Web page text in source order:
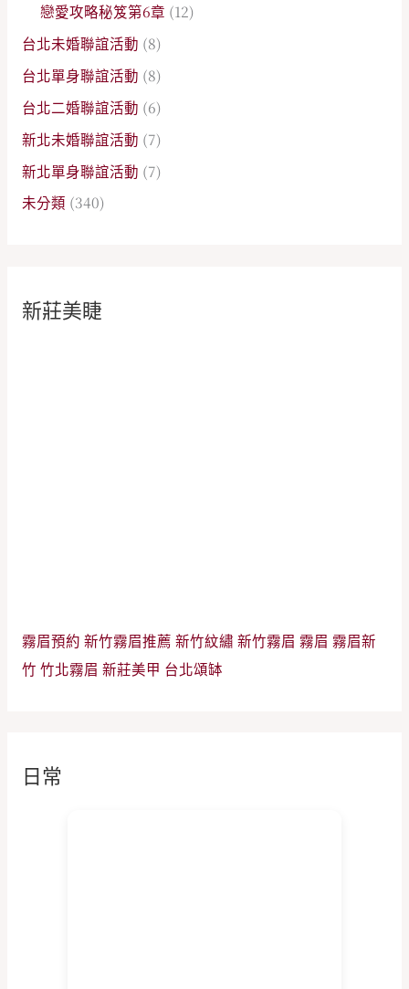
戀愛攻略秘笈第6章 (12)
台北未婚聯誼活動 (8)
台北單身聯誼活動 (8)
台北二婚聯誼活動 (6)
新北未婚聯誼活動 (7)
新北單身聯誼活動 (7)
未分類 (340)
新莊美睫
霧眉預約 新竹霧眉推薦 新竹紋繡 新竹霧眉 霧眉 霧眉新
竹 竹北霧眉 新莊美甲 台北頌缽
日常